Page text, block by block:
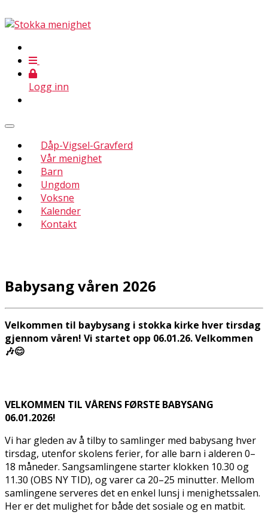
Logg inn
Dåp-Vigsel-Gravferd
Vår menighet
Barn
Ungdom
Voksne
Kalender
Kontakt
Babysang våren 2026
Velkommen til baybysang i stokka kirke hver tirsdag
gjennom våren! Vi startet opp 06.01.26. Velkommen
🎶😊
VELKOMMEN TIL VÅRENS FØRSTE BABYSANG
06.01.2026!
Vi har gleden av å tilby to samlinger med babysang hver
tirsdag, utenfor skolens ferier, for alle barn i alderen 0–
18 måneder. Sangsamlingene starter klokken 10.30 og
11.30 (OBS NY TID), og varer ca 20–25 minutter. Mellom
samlingene serveres det en enkel lunsj i menighetssalen.
Her er det mulighet for både det sosiale og en matbit.